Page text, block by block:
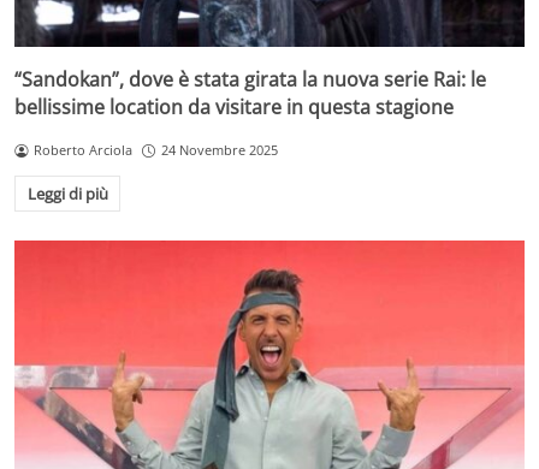
“Sandokan”, dove è stata girata la nuova serie Rai: le
bellissime location da visitare in questa stagione
Roberto Arciola 24 Novembre 2025
Leggi di più